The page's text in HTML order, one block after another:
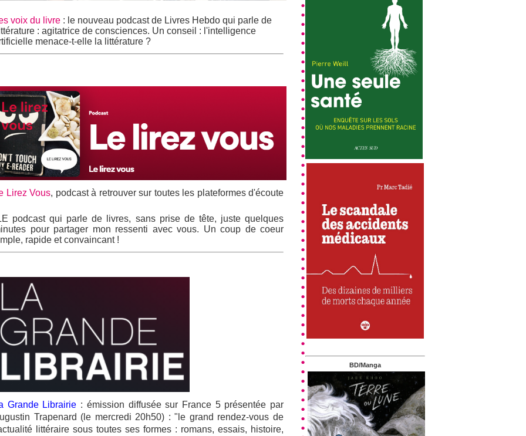
voix du livre : le nouveau podcast de Livres Hebdo qui parle de
: agitatrice de consciences. Un conseil : l'intelligence
menace-t-elle la littérature ?
Lirez Vous, podcast à retrouver sur toutes les plateformes d'écoute
podcast qui parle de livres, sans prise de tête, juste quelques
pour partager mon ressenti avec vous. Un coup de coeur
rapide et convaincant !
Grande Librairie : émission diffusée sur France 5 présentée par
Trapenard (le mercredi 20h50) : "le grand rendez-vous de
littéraire sous toutes ses formes : romans, essais, histoire,
BD/Manga